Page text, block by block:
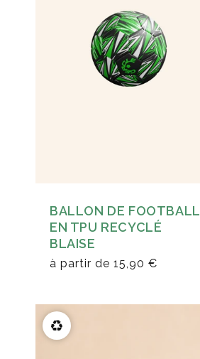
BALLON DE FOOTBALL
EN TPU RECYCLÉ
BLAISE
à partir de 15,90 €
♻️